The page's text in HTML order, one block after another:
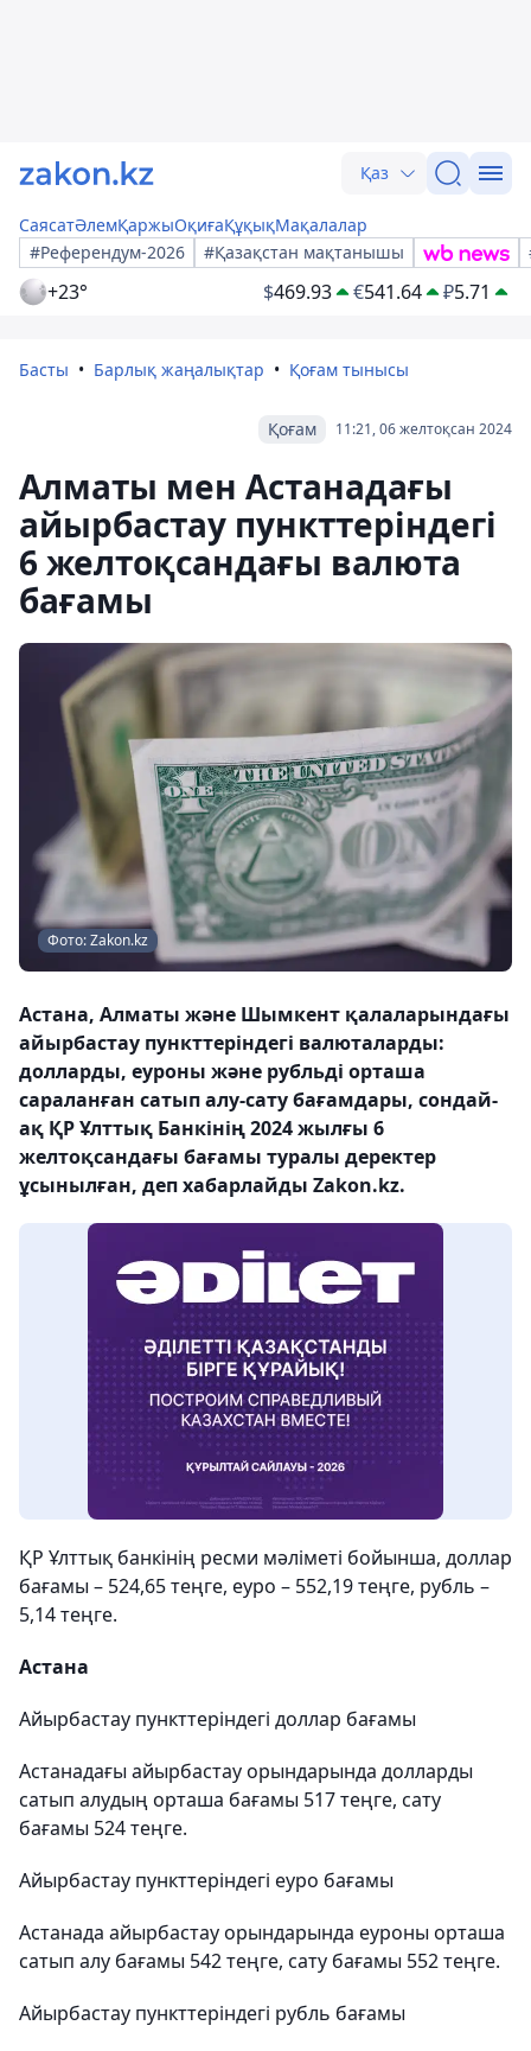
Қаз
СаясатӘлемҚаржыОқиғаҚұқықМақалалар
#Референдум-2026
#Қазақстан мақтанышы
+23° $469.93 €541.64 ₽5.71
Басты Барлық жаңалықтар Қоғам тынысы
11:21, 06 желтоқсан 2024
Қоғам
Алматы мен Астанадағы
айырбастау пункттеріндегі
6 желтоқсандағы валюта
бағамы
Фото: Zakon.kz
Астана, Алматы және Шымкент қалаларындағы
айырбастау пункттеріндегі валюталарды:
долларды, еуроны және рубльді орташа
сараланған сатып алу-сату бағамдары, сондай-
ақ ҚР Ұлттық Банкінің 2024 жылғы 6
желтоқсандағы бағамы туралы деректер
ұсынылған, деп хабарлайды Zakon.kz.
ҚР Ұлттық банкінің ресми мәліметі бойынша, доллар
бағамы – 524,65 теңге, еуро – 552,19 теңге, рубль –
5,14 теңге.
Астана
Айырбастау пункттеріндегі доллар бағамы
Астанадағы айырбастау орындарында долларды
сатып алудың орташа бағамы 517 теңге, сату
бағамы 524 теңге.
Айырбастау пункттеріндегі еуро бағамы
Астанада айырбастау орындарында еуроны орташа
сатып алу бағамы 542 теңге, сату бағамы 552 теңге.
Айырбастау пункттеріндегі рубль бағамы